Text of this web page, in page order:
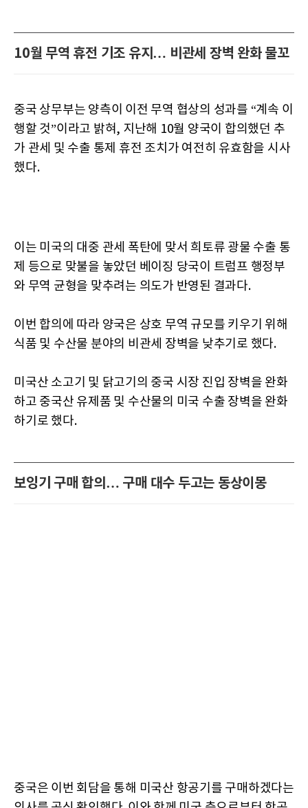
10월 무역 휴전 기조 유지… 비관세 장벽 완화 물꼬
중국 상무부는 양측이 이전 무역 협상의 성과를 “계속 이
행할 것”이라고 밝혀, 지난해 10월 양국이 합의했던 추
가 관세 및 수출 통제 휴전 조치가 여전히 유효함을 시사
했다.
이는 미국의 대중 관세 폭탄에 맞서 희토류 광물 수출 통
제 등으로 맞불을 놓았던 베이징 당국이 트럼프 행정부
와 무역 균형을 맞추려는 의도가 반영된 결과다.
이번 합의에 따라 양국은 상호 무역 규모를 키우기 위해
식품 및 수산물 분야의 비관세 장벽을 낮추기로 했다.
미국산 소고기 및 닭고기의 중국 시장 진입 장벽을 완화
하고 중국산 유제품 및 수산물의 미국 수출 장벽을 완화
하기로 했다.
보잉기 구매 합의… 구매 대수 두고는 동상이몽
중국은 이번 회담을 통해 미국산 항공기를 구매하겠다는